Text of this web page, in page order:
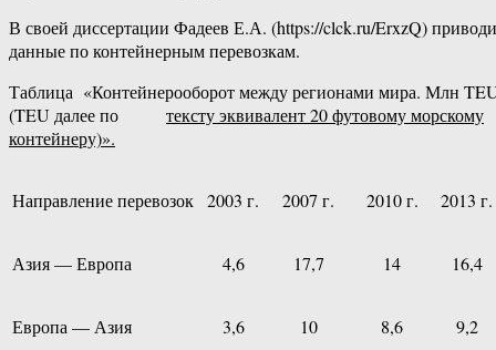
В своей диссертации Фадеев Е.А. (https://clck.ru/ErxzQ)
данные по контейнерным перевозкам.
Таблица «Контейнерооборот между регионами мира. Млн
(TEU далее по тексту эквивалент 20 футовому морскому
контейнеру)».
Направление перевозок 2003 г. 2007 г. 2010 г. 2013 г.
Азия — Европа 4,6 17,7 14 16,4
Европа — Азия 3,6 10 8,6 9,2